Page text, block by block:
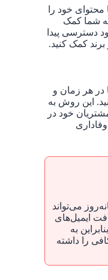
خود را
شما کمک
دسترسی پیدا
کمک کنید.
در هر زمان و
این روش به
خود در
می‌تواند
ایمیل‌‌های
به
را داشته